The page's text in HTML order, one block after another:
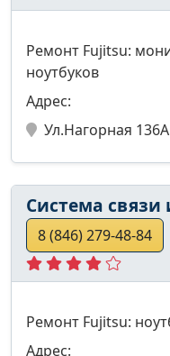
Ремонт Fujitsu:
ноутбуков
Адрес:
Ул.Нагорная 136А
Система связи
8 (846) 279-48-84
Ремонт Fujitsu:
Адрес: